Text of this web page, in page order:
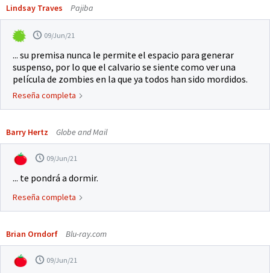
Lindsay Traves Pajiba
09/Jun/21
... su premisa nunca le permite el espacio para generar
suspenso, por lo que el calvario se siente como ver una
película de zombies en la que ya todos han sido mordidos.
Reseña completa
Barry Hertz Globe and Mail
09/Jun/21
... te pondrá a dormir.
Reseña completa
Brian Orndorf Blu-ray.com
09/Jun/21